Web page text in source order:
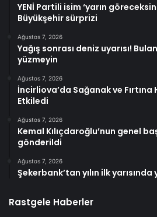
YENİ Partili isim ‘yarın
Büyükşehir sürprizi
Ağustos 7, 2026
Yağış sonrası deniz uyarısı!
yüzmeyin
Ağustos 7, 2026
İncirliova’da Sağanak ve Fırtına
Etkiledi
Ağustos 7, 2026
Kemal Kılıçdaroğlu’nun genel
gönderildi
Ağustos 7, 2026
Şekerbank’tan yılın ilk
Rastgele Haberler